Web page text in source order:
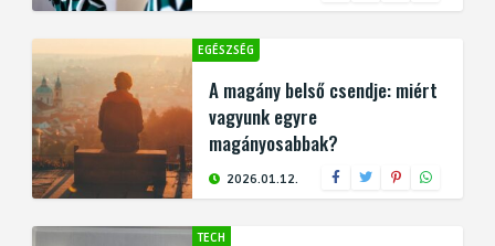
EGÉSZSÉG
A magány belső csendje: miért
vagyunk egyre
magányosabbak?
2026.01.12.
TECH